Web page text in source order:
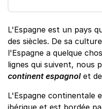
L'Espagne est un pays
des siècles. De sa
l'Espagne a quelque
lignes qui suivent, nous
continent espagnolet
L'Espagne continentale